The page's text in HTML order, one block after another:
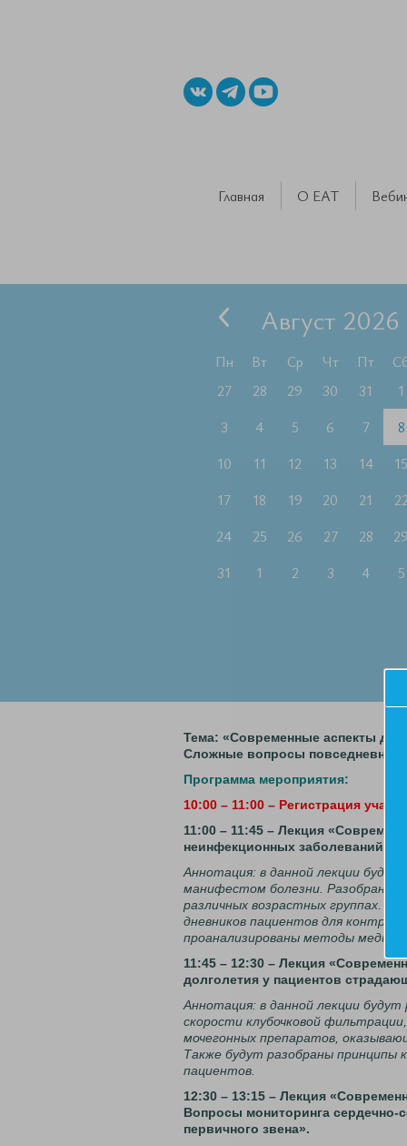
Главная О ЕАТ
Август 2026
Пн Вт Ср Чт Пт
27
28 29 30 31 1
3
4 5 6 7 8
10
11 12 13 14 15
17
18 19 20 21 22
24
25 26 27 28 29
31
1 2 3 4 5
Тема: «Современные аспекты
Сложные вопросы повседневной
Программа мероприятия:
10:00 – 11:00 – Регистрация
11:00 – 11:45 – Лекция
неинфекционных заболеваний у
Аннотация: в данной лекции
манифестом болезни. Разобраны
различных возрастных группах. В
дневников пациентов для
проанализированы методы
11:45 – 12:30 – Лекция
долголетия у пациентов
Аннотация: в данной лекции
скорости клубочковой
мочегонных препаратов,
Также будут разобраны принципы
пациентов.
12:30 – 13:15 – Лекция
Вопросы мониторинга сердечно-
первичного звена».